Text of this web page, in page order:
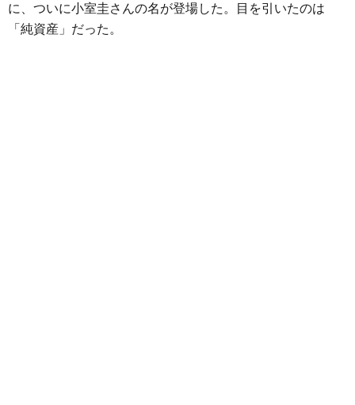
に、ついに小室圭さんの名が登場した。目を引いたのは
「純資産」だった。